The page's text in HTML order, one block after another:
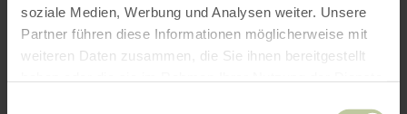
soziale Medien, Werbung und Analysen weiter. Unsere
Partner führen diese Informationen möglicherweise mit
weiteren Daten zusammen, die Sie ihnen bereitgestellt